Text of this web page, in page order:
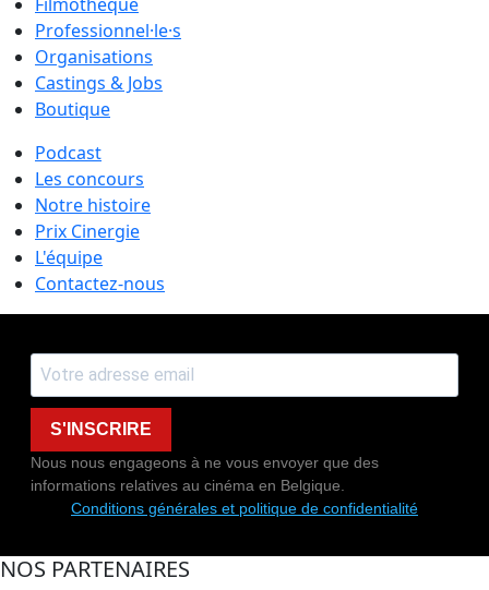
Professionnel·le·s
Organisations
Castings & Jobs
Boutique
Podcast
Les concours
Notre histoire
Prix Cinergie
L'équipe
Contactez-nous
S'INSCRIRE
Nous nous engageons à ne vous envoyer que des
informations relatives au cinéma en Belgique.
Conditions générales et politique de confidentialité
NOS PARTENAIRES